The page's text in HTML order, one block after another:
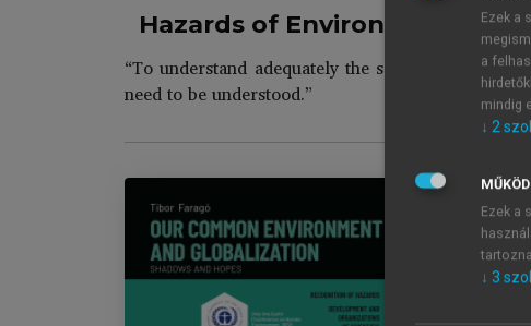
Hazards of Environmental
“To understand adequately the significance of
need to be understood.”
OUR
Ezek a
a
mindig
↓ 2
Ezek a
↓ 3